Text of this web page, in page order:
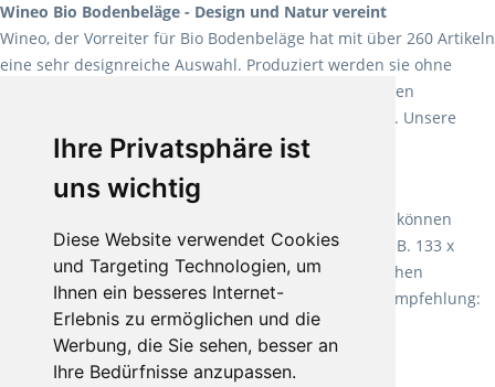
Ihre Privatsphäre ist
uns wichtig
Diese Website verwendet Cookies
und Targeting Technologien, um
Ihnen ein besseres Internet-
Erlebnis zu ermöglichen und die
Werbung, die Sie sehen, besser an
Ihre Bedürfnisse anzupassen.
Wineo Bio Bodenbeläge - Design und Natur vereint
Wineo, der Vorreiter für Bio Bodenbeläge hat mit über 260 Artikeln
eine sehr designreiche Auswahl. Produziert werden sie ohne
Weichmacher und Lösungsmittel. Mit allen verfügbaren
Verlegearten ist er für jegliche Bauvorhaben attraktiv. Unsere
Empfehlung:Wineo 1000 Multi Layer XXL.
Teppiche für ein angenehmes Laufgefühl
machen es schon lange vor. Sie können
Teppich in Ihrem gewünschten Sondermaß kaufen, z.B. 133 x
60cm. Vor allem in Schlafzimmern aufgrund der weichen
Oberfläche ein sehr beliebter Zusatzboden. Unsere Empfehlung:
Fletco Fluffy und Fletco Hermelin